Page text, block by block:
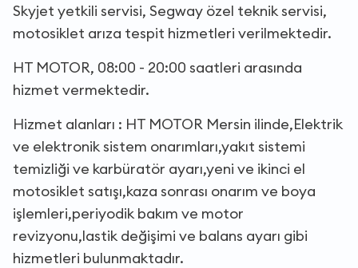
Skyjet yetkili servisi, Segway özel teknik servisi,
motosiklet arıza tespit hizmetleri verilmektedir.
HT MOTOR, 08:00 - 20:00 saatleri arasında
hizmet vermektedir.
Hizmet alanları : HT MOTOR Mersin ilinde,Elektrik
ve elektronik sistem onarımları,yakıt sistemi
temizliği ve karbüratör ayarı,yeni ve ikinci el
motosiklet satışı,kaza sonrası onarım ve boya
işlemleri,periyodik bakım ve motor
revizyonu,lastik değişimi ve balans ayarı gibi
hizmetleri bulunmaktadır.